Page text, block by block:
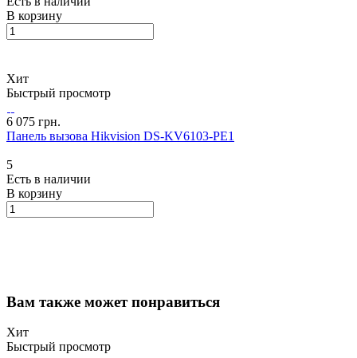
В корзину
Хит
Быстрый просмотр
6 075 грн.
Панель вызова Hikvision DS-KV6103-PE1
5
Есть в наличии
В корзину
Вам также может понравиться
Хит
Быстрый просмотр